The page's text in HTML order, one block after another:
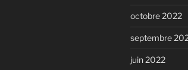
octobre 2022
septembre
juin 2022